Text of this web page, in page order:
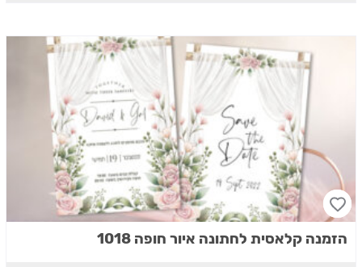
הזמנה קלאסית לחתונה איור חופה 1018